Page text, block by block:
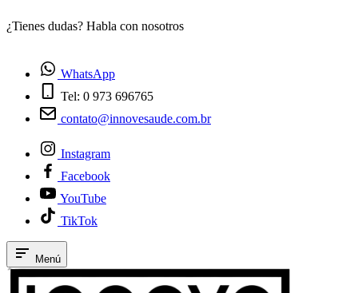
¿Tienes dudas? Habla con nosotros
WhatsApp
Tel: 0 973 696765
contato@innovesaude.com.br
Instagram
Facebook
YouTube
TikTok
Menú